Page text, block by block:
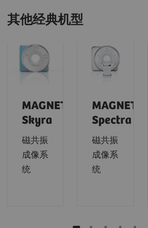
其他经典机型
MAGNETOM
Skyra
磁共振
成像系
统
MAGNETOM
Spectra
磁共振
成像系
统